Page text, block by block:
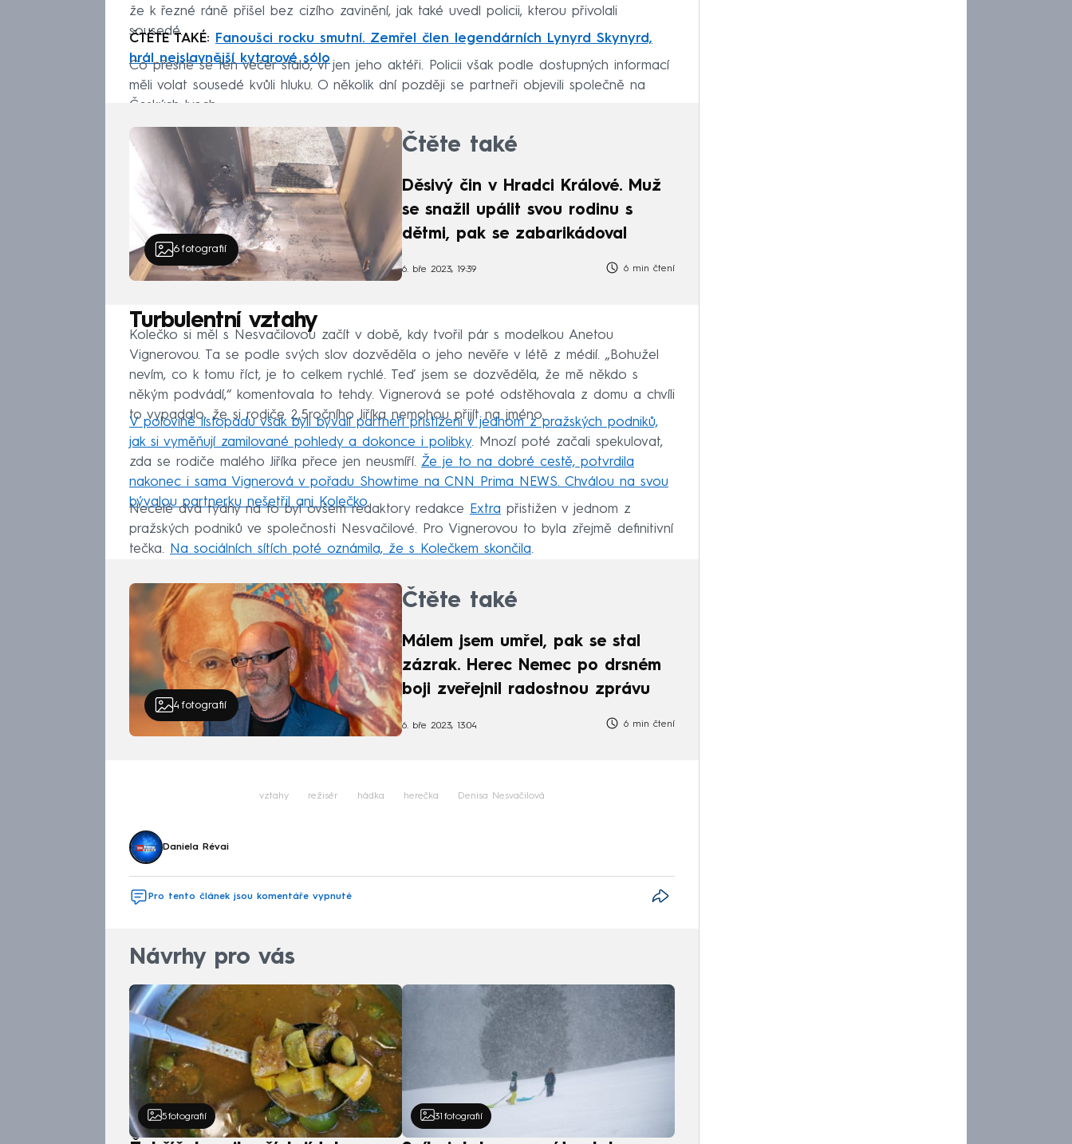
že k řezné ráně přišel bez cizího zavinění, jak také uvedl policii, kterou přivolali
sousedé.
ČTĚTE TAKÉ:
Fanoušci rocku smutní. Zemřel člen legendárních Lynyrd Skynyrd,
hrál nejslavnější kytarové sólo
Co přesně se ten večer stalo, ví jen jeho aktéři. Policii však podle dostupných informací
měli volat sousedé kvůli hluku. O několik dní později se partneři objevili společně na
Českých lvech.
6fotografií
Čtěte také
Děsivý čin v Hradci Králové. Muž
se snažil upálit svou rodinu s
dětmi, pak se zabarikádoval
6. bře 2023, 19:39 6 min čtení
Turbulentní vztahy
Kolečko si měl s Nesvačilovou začít v době, kdy tvořil pár s modelkou Anetou
Vignerovou. Ta se podle svých slov dozvěděla o jeho nevěře v létě z médií. „Bohužel
nevím, co k tomu říct, je to celkem rychlé. Teď jsem se dozvěděla, že mě někdo s
někým podvádí,“ komentovala to tehdy. Vignerová se poté odstěhovala z domu a chvíli
to vypadalo, že si rodiče 2,5ročního Jiříka nemohou přijít na jméno.
V polovině listopadu však byli bývalí partneři přistiženi v jednom z pražských podniků,
jak si vyměňují zamilované pohledy a dokonce i polibky. Mnozí poté začali spekulovat,
zda se rodiče malého Jiříka přece jen neusmíří. Že je to na dobré cestě, potvrdila
nakonec i sama Vignerová v pořadu Showtime na CNN Prima NEWS. Chválou na svou
bývalou partnerku nešetřil ani Kolečko.
Necelé dva týdny na to byl ovšem redaktory redakce Extra přistižen v jednom z
pražských podniků ve společnosti Nesvačilové. Pro Vignerovou to byla zřejmě definitivní
tečka. Na sociálních sítích poté oznámila, že s Kolečkem skončila.
4 fotografií
Čtěte také
Málem jsem umřel, pak se stal
zázrak. Herec Nemec po drsném
boji zveřejnil radostnou zprávu
6. bře 2023, 13:04 6 min čtení
vztahy režisér hádka herečka Denisa Nesvačilová
Daniela Révai
Pro tento článek jsou komentáře vypnuté
Návrhy pro vás
5 fotografií 31 fotografií